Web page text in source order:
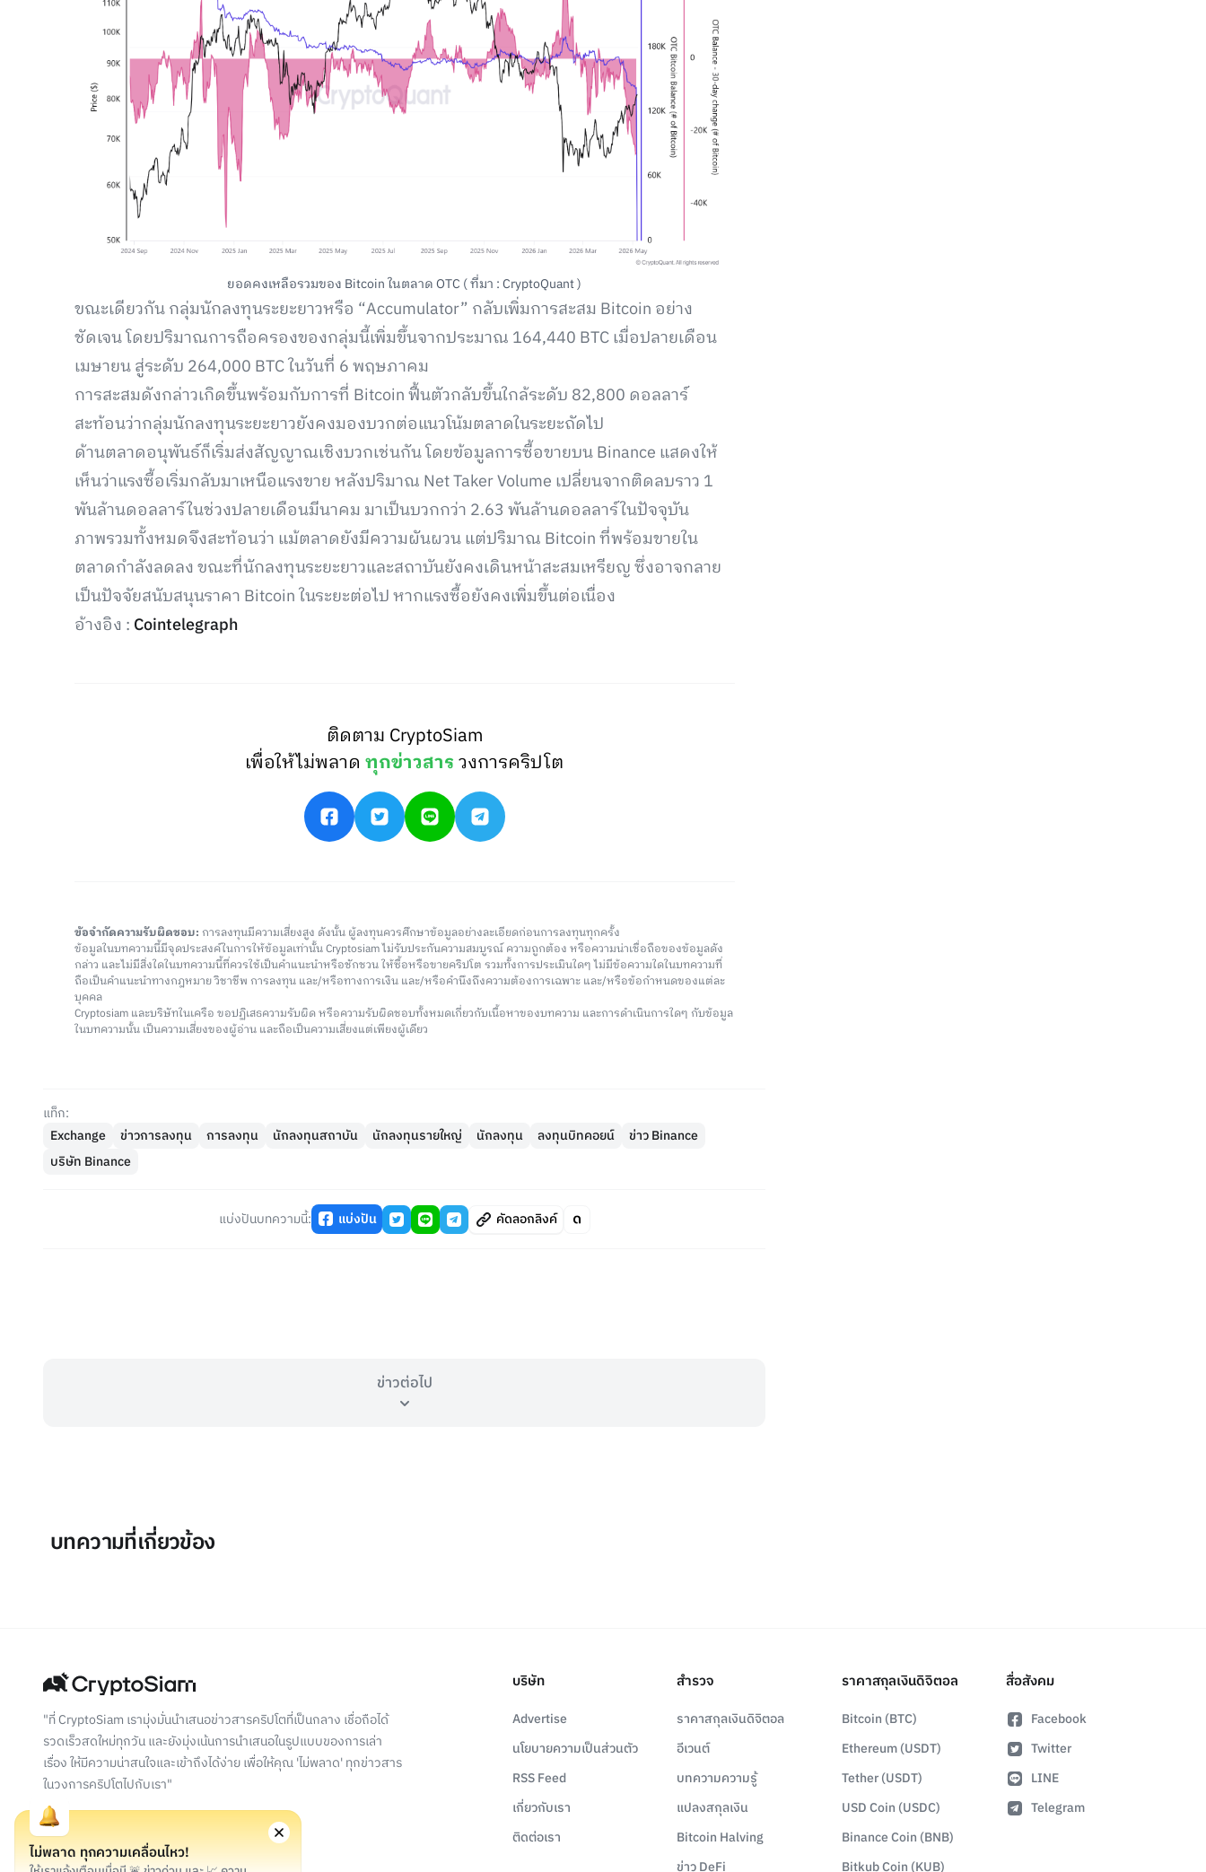
ยอดคงเหลือรวมของ Bitcoin ในตลาด OTC ( ที่มา : CryptoQuant )
ขณะเดียวกัน กลุ่มนักลงทุนระยะยาวหรือ “Accumulator” กลับเพิ่มการสะสม Bitcoin อย่าง
ชัดเจน โดยปริมาณการถือครองของกลุ่มนี้เพิ่มขึ้นจากประมาณ 164,440 BTC เมื่อปลายเดือน
เมษายน สู่ระดับ 264,000 BTC ในวันที่ 6 พฤษภาคม
การสะสมดังกล่าวเกิดขึ้นพร้อมกับการที่ Bitcoin ฟื้นตัวกลับขึ้นใกล้ระดับ 82,800 ดอลลาร์
สะท้อนว่ากลุ่มนักลงทุนระยะยาวยังคงมองบวกต่อแนวโน้มตลาดในระยะถัดไป
ด้านตลาดอนุพันธ์ก็เริ่มส่งสัญญาณเชิงบวกเช่นกัน โดยข้อมูลการซื้อขายบน Binance แสดงให้
เห็นว่าแรงซื้อเริ่มกลับมาเหนือแรงขาย หลังปริมาณ Net Taker Volume เปลี่ยนจากติดลบราว 1
พันล้านดอลลาร์ในช่วงปลายเดือนมีนาคม มาเป็นบวกกว่า 2.63 พันล้านดอลลาร์ในปัจจุบัน
ภาพรวมทั้งหมดจึงสะท้อนว่า แม้ตลาดยังมีความผันผวน แต่ปริมาณ Bitcoin ที่พร้อมขายใน
ตลาดกำลังลดลง ขณะที่นักลงทุนระยะยาวและสถาบันยังคงเดินหน้าสะสมเหรียญ ซึ่งอาจกลาย
เป็นปัจจัยสนับสนุนราคา Bitcoin ในระยะต่อไป หากแรงซื้อยังคงเพิ่มขึ้นต่อเนื่อง
อ้างอิง : Cointelegraph
ติดตาม CryptoSiam
เพื่อให้ไม่พลาดทุกข่าวสารวงการคริปโต
ข้อจำกัดความรับผิดชอบ: การลงทุนมีความเสี่ยงสูง ดังนั้น ผู้ลงทุนควรศึกษาข้อมูลอย่างละเอียดก่อนการลงทุนทุกครั้ง
ข้อมูลในบทความนี้มีจุดประสงค์ในการให้ข้อมูลเท่านั้น Cryptosiam ไม่รับประกันความสมบูรณ์ ความถูกต้อง หรือความน่าเชื่อถือของข้อมูลดัง
กล่าว และไม่มีสิ่งใดในบทความนี้ที่ควรใช้เป็นคำแนะนำหรือชักชวน ให้ซื้อหรือขายคริปโต รวมทั้งการประเมินใดๆ ไม่มีข้อความใดในบทความที่
ถือเป็นคำแนะนำทางกฎหมาย วิชาชีพ การลงทุน และ/หรือทางการเงิน และ/หรือคำนึงถึงความต้องการเฉพาะ และ/หรือข้อกำหนดของแต่ละ
บุคคล
Cryptosiam และบริษัทในเครือ ขอปฏิเสธความรับผิด หรือความรับผิดชอบทั้งหมดเกี่ยวกับเนื้อหาของบทความ และการดำเนินการใดๆ กับข้อมูล
ในบทความนั้น เป็นความเสี่ยงของผู้อ่าน และถือเป็นความเสี่ยงแต่เพียงผู้เดียว
แท็ก:
Exchange
ข่าวการลงทุน การลงทุน นักลงทุนสถาบัน นักลงทุนรายใหญ่ นักลงทุน ลงทุนบิทคอยน์
ข่าว Binance
บริษัท Binance
แบ่งปันบทความนี้: แบ่งปัน คัดลอกลิงค์
ข่าวต่อไป
บทความที่เกี่ยวข้อง
"ที่ CryptoSiam เรามุ่งมั่นนำเสนอข่าวสารคริปโตที่เป็นกลาง เชื่อถือได้
รวดเร็วสดใหม่ทุกวัน และยังมุ่งเน้นการนำเสนอในรูปแบบของการเล่า
เรื่อง ให้มีความน่าสนใจและเข้าถึงได้ง่าย เพื่อให้คุณ 'ไม่พลาด' ทุกข่าวสาร
ในวงการคริปโตไปกับเรา"
บริษัท
Advertise
นโยบายความเป็นส่วนตัว
RSS Feed
เกี่ยวกับเรา
ติดต่อเรา
สำรวจ
ราคาสกุลเงินดิจิตอล
อีเวนต์
บทความความรู้
แปลงสกุลเงิน
Bitcoin Halving
ข่าว DeFi
ราคาสกุลเงินดิจิตอล
Bitcoin (BTC)
Ethereum (USDT)
Tether (USDT)
USD Coin (USDC)
Binance Coin (BNB)
Bitkub Coin (KUB)
สื่อสังคม
Facebook
Twitter
LINE
Telegram
ไม่พลาด ทุกความเคลื่อนไหว!